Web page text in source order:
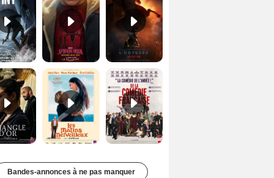
Le Triangle d'or Bande-annonce VF De la Comédie-Française Teaser VF
Bandes-annonces à ne pas manquer